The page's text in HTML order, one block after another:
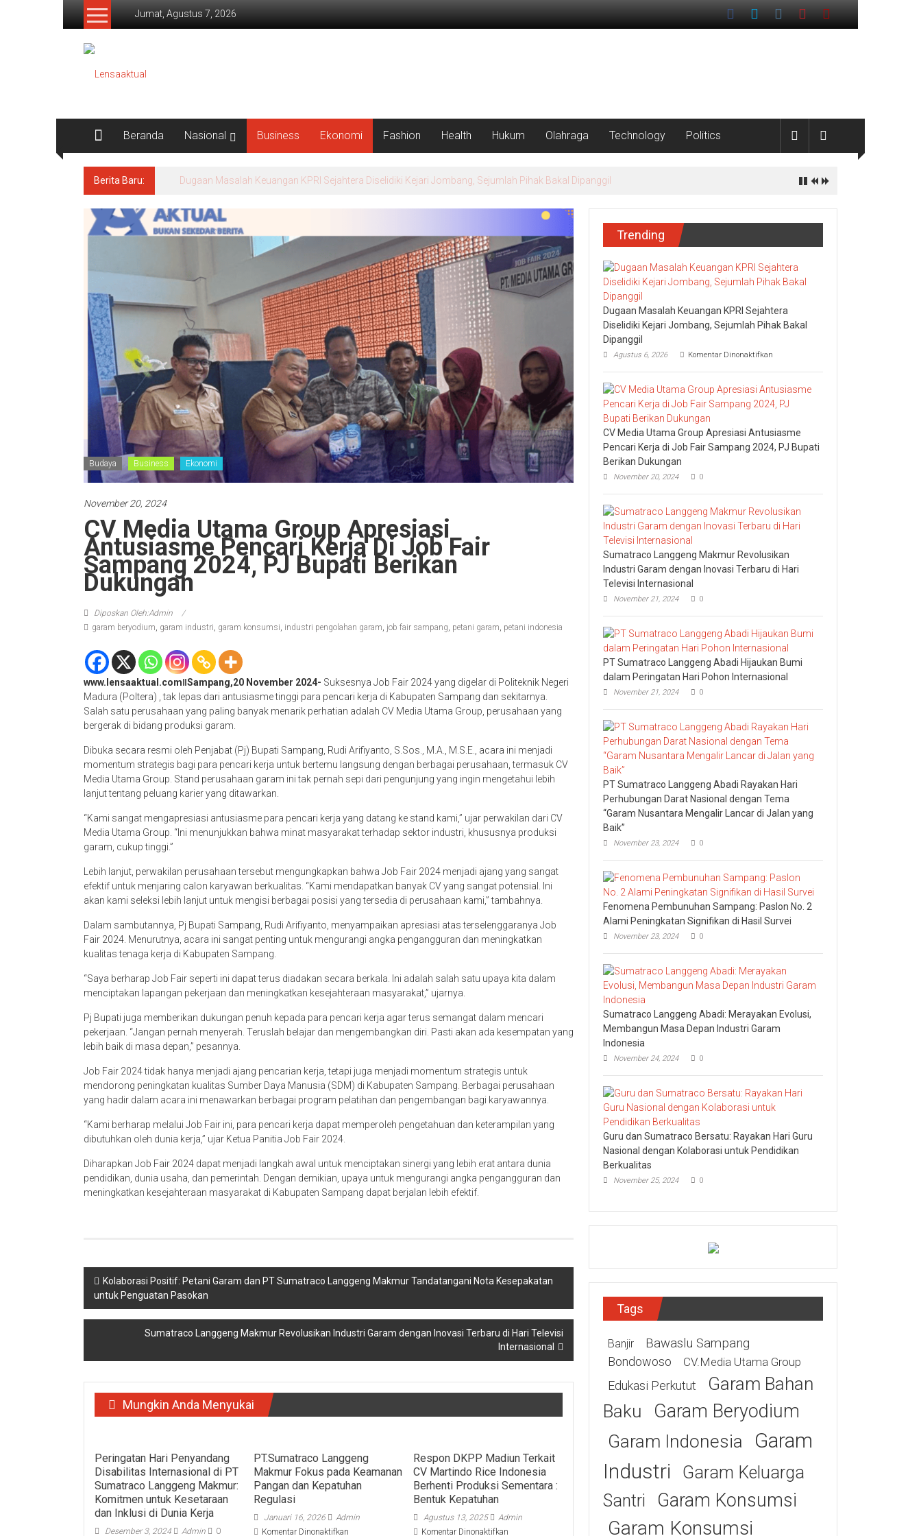
Lompat
Jumat, Agustus 7, 2026
Lensaaktual
Beranda Nasional Business Ekonomi Fashion Health Hukum Olahraga Technology Politics
Berita Baru: Program Kampung Nelayan Merah Putih Masuk Lamongan, Paciran & Brondong Jadi Pusat Ekonomi Pesisir
Budaya Business Ekonomi
November 20, 2024
CV Media Utama Group Apresiasi
Antusiasme Pencari Kerja Di Job Fair
Sampang 2024, PJ Bupati Berikan
Dukungan
Diposkan Oleh:Admin
garam beryodium, garam industri, garam konsumsi, industri pengolahan garam, job fair sampang, petani garam, petani indonesia
www.lensaaktual.comǁSampang,20 November 2024- Suksesnya Job Fair 2024 yang digelar di Politeknik Negeri
Madura (Poltera) , tak lepas dari antusiasme tinggi para pencari kerja di Kabupaten Sampang dan sekitarnya.
Salah satu perusahaan yang paling banyak menarik perhatian adalah CV Media Utama Group, perusahaan yang
bergerak di bidang produksi garam.
Dibuka secara resmi oleh Penjabat (Pj) Bupati Sampang, Rudi Arifiyanto, S.Sos., M.A., M.S.E., acara ini menjadi
momentum strategis bagi para pencari kerja untuk bertemu langsung dengan berbagai perusahaan, termasuk CV
Media Utama Group. Stand perusahaan garam ini tak pernah sepi dari pengunjung yang ingin mengetahui lebih
lanjut tentang peluang karier yang ditawarkan.
“Kami sangat mengapresiasi antusiasme para pencari kerja yang datang ke stand kami,” ujar perwakilan dari CV
Media Utama Group. “Ini menunjukkan bahwa minat masyarakat terhadap sektor industri, khususnya produksi
garam, cukup tinggi.”
Lebih lanjut, perwakilan perusahaan tersebut mengungkapkan bahwa Job Fair 2024 menjadi ajang yang sangat
efektif untuk menjaring calon karyawan berkualitas. “Kami mendapatkan banyak CV yang sangat potensial. Ini
akan kami seleksi lebih lanjut untuk mengisi berbagai posisi yang tersedia di perusahaan kami,” tambahnya.
Dalam sambutannya, Pj Bupati Sampang, Rudi Arifiyanto, menyampaikan apresiasi atas terselenggaranya Job
Fair 2024. Menurutnya, acara ini sangat penting untuk mengurangi angka pengangguran dan meningkatkan
kualitas tenaga kerja di Kabupaten Sampang.
“Saya berharap Job Fair seperti ini dapat terus diadakan secara berkala. Ini adalah salah satu upaya kita dalam
menciptakan lapangan pekerjaan dan meningkatkan kesejahteraan masyarakat,” ujarnya.
Pj Bupati juga memberikan dukungan penuh kepada para pencari kerja agar terus semangat dalam mencari
pekerjaan. “Jangan pernah menyerah. Teruslah belajar dan mengembangkan diri. Pasti akan ada kesempatan yang
lebih baik di masa depan,” pesannya.
Job Fair 2024 tidak hanya menjadi ajang pencarian kerja, tetapi juga menjadi momentum strategis untuk
mendorong peningkatan kualitas Sumber Daya Manusia (SDM) di Kabupaten Sampang. Berbagai perusahaan
yang hadir dalam acara ini menawarkan berbagai program pelatihan dan pengembangan bagi karyawannya.
“Kami berharap melalui Job Fair ini, para pencari kerja dapat memperoleh pengetahuan dan keterampilan yang
dibutuhkan oleh dunia kerja,” ujar Ketua Panitia Job Fair 2024.
Diharapkan Job Fair 2024 dapat menjadi langkah awal untuk menciptakan sinergi yang lebih erat antara dunia
pendidikan, dunia usaha, dan pemerintah. Dengan demikian, upaya untuk mengurangi angka pengangguran dan
meningkatkan kesejahteraan masyarakat di Kabupaten Sampang dapat berjalan lebih efektif.
Navigasi
pos
Kolaborasi Positif: Petani Garam dan PT Sumatraco Langgeng Makmur Tandatangani Nota Kesepakatan
untuk Penguatan Pasokan
Sumatraco Langgeng Makmur Revolusikan Industri Garam dengan Inovasi Terbaru di Hari Televisi
Internasional
Mungkin Anda Menyukai
Peringatan Hari Penyandang
Disabilitas Internasional di PT
Sumatraco Langgeng Makmur:
Komitmen untuk Kesetaraan
dan Inklusi di Dunia Kerja
Desember 3, 2024 Admin 0
PT.Sumatraco Langgeng
Makmur Fokus pada Keamanan
Pangan dan Kepatuhan
Regulasi
Januari 16, 2026
Admin
Komentar Dinonaktifkan
Respon DKPP Madiun Terkait
CV Martindo Rice Indonesia
Berhenti Produksi Sementara :
Bentuk Kepatuhan
Agustus 13, 2025
Admin
Komentar Dinonaktifkanpada
Trending
Dugaan Masalah Keuangan KPRI Sejahtera
Diselidiki Kejari Jombang, Sejumlah Pihak Bakal
Dipanggil
Agustus 6, 2026 Komentar Dinonaktifkan
Masalah
Keuangan
KPRI
Sejahtera
Kejari
Sejumlah
CV Media Utama Group Apresiasi Antusiasme
Pencari Kerja di Job Fair Sampang 2024, PJ Bupati
Berikan Dukungan
November 20, 2024 0
Sumatraco Langgeng Makmur Revolusikan
Industri Garam dengan Inovasi Terbaru di Hari
Televisi Internasional
November 21, 2024 0
PT Sumatraco Langgeng Abadi Hijaukan Bumi
dalam Peringatan Hari Pohon Internasional
November 21, 2024 0
PT Sumatraco Langgeng Abadi Rayakan Hari
Perhubungan Darat Nasional dengan Tema
“Garam Nusantara Mengalir Lancar di Jalan yang
Baik”
November 23, 2024 0
Fenomena Pembunuhan Sampang: Paslon No. 2
Alami Peningkatan Signifikan di Hasil Survei
November 23, 2024 0
Sumatraco Langgeng Abadi: Merayakan Evolusi,
Membangun Masa Depan Industri Garam
Indonesia
November 24, 2024 0
Guru dan Sumatraco Bersatu: Rayakan Hari Guru
Nasional dengan Kolaborasi untuk Pendidikan
Berkualitas
November 25, 2024 0
Tags
Banjir Bawaslu Sampang
Bondowoso CV.Media Utama Group
Edukasi Perkutut
Garam Bahan
Baku
Garam Beryodium
Garam Indonesia
Garam
Industri
Garam Keluarga
Santri
Garam Konsumsi
Garam Konsumsi